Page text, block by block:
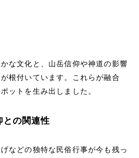
な文化と、山岳信仰や神道の影響
根付いています。これらが融合
ットを生み出しました。
との関連性
などの独特な民俗行事が今も残っ